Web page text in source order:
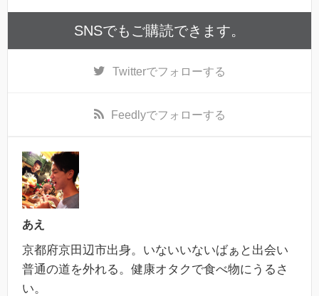
SNSでもご購読できます。
Twitterでフォローする
Feedlyでフォローする
あえ
京都府京田辺市出身。いないいないばぁと出会い
普通の道を外れる。健康オタクで食べ物にうるさ
い。